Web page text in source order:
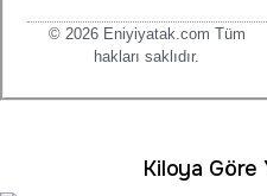
Kiloya Göre
© 2026 Eniyiyatak.com Tüm
hakları saklıdır.